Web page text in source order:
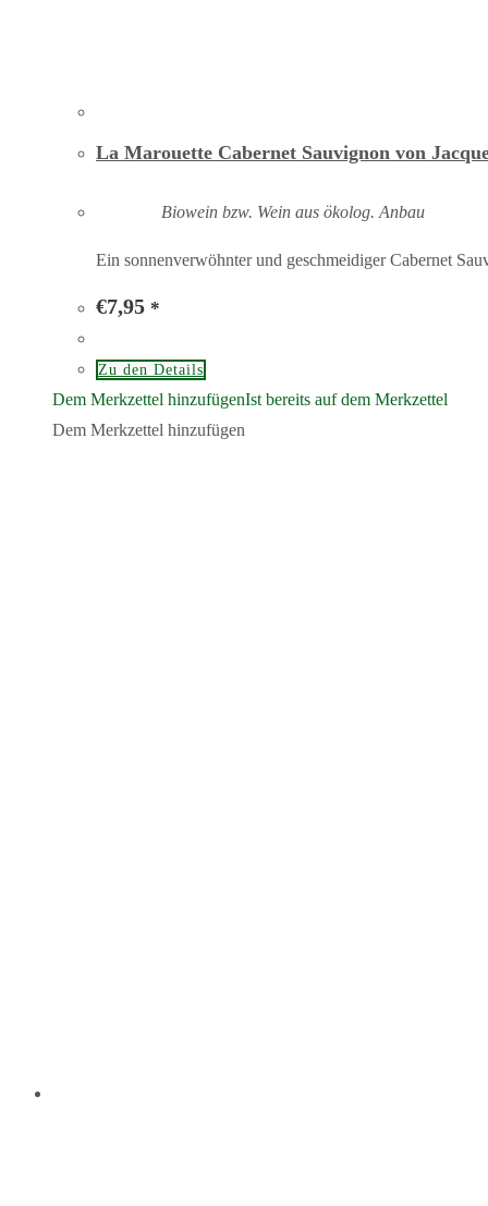
La Marouette Cabernet Sauvignon von
Biowein bzw. Wein aus ökolog. Anbau
Ein sonnenverwöhnter und geschmeidiger Cabernet
€7,95 *
Zu den Details
Dem Merkzettel hinzufügenIst bereits auf dem Merkzettel
Dem Merkzettel hinzufügen